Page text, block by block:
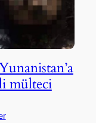
mülteci